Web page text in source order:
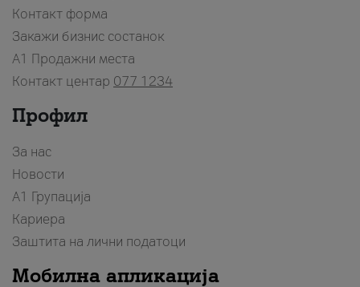
Контакт форма
Закажи бизнис состанок
A1 Продажни места
Контакт центар 077 1234
Профил
За нас
Новости
А1 Групација
Кариера
Заштита на лични податоци
Мобилна апликација